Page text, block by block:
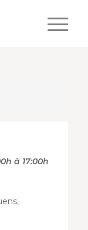
à 17:00h